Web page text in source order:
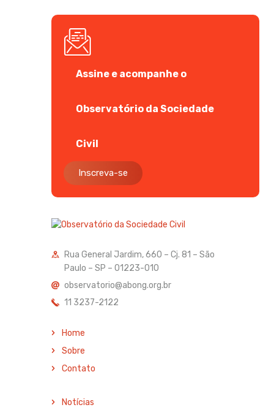
Assine e acompanhe o
Observatório da Sociedade
Civil
Inscreva-se
Rua General Jardim, 660 – Cj. 81 – São
Paulo – SP – 01223-010
observatorio@abong.org.br
11 3237-2122
Home
Sobre
Contato
Notícias